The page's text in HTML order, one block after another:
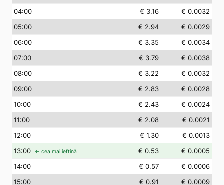
04:00 € 3.16
€ 0.0032
05:00 € 2.94
€ 0.0029
06:00 € 3.35
€ 0.0034
07:00 € 3.79
€ 0.0038
08:00 € 3.22
€ 0.0032
09:00 € 2.83
€ 0.0028
10:00 € 2.43
€ 0.0024
11:00 € 2.08
€ 0.0021
12:00 € 1.30
€ 0.0013
13:00 ← cea mai ieftină € 0.53
€ 0.0005
14:00 € 0.57
€ 0.0006
15:00 € 0.91
€ 0.0009